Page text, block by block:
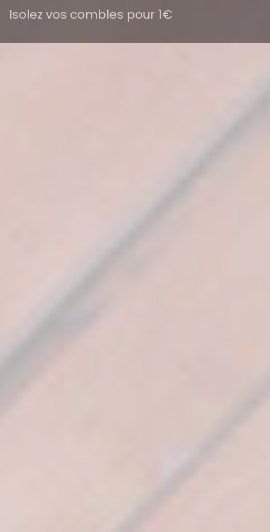
Isolez vos combles pour 1€